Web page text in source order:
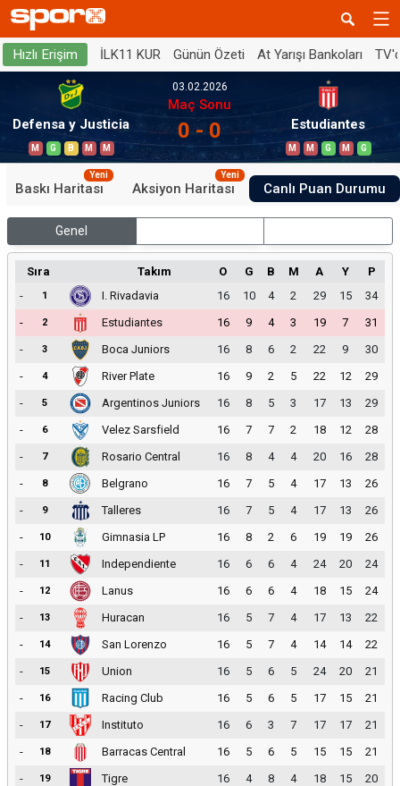
Hızlı Erişim İLK11 KUR Günün Özeti At Yarışı Bankoları
Defensa y Justicia
M G B M M
03.02.2026
Maç Sonu
0 - 0 Estudiantes
M M G M G
Baskı Haritası
Yeni
Aksiyon Haritası
Yeni
Canlı Puan Durumu
Genel
Sıra Takım O G B M A Y
P
-
1 I. Rivadavia 16 10 4 2 29 15
34
-
2 Estudiantes 16 9 4 3 19 7
31
-
3 Boca Juniors 16 8 6 2 22 9
30
-
4 River Plate 16 9 2 5 22 12
29
-
5 Argentinos Juniors 16 8 5 3 17 13
29
-
6 Velez Sarsfield 16 7 7 2 18 12
28
-
7 Rosario Central 16 8 4 4 20 16
28
-
8 Belgrano 16 7 5 4 17 13
26
-
9 Talleres 16 7 5 4 17 13
26
-
10 Gimnasia LP 16 8 2 6 19 19
26
-
11 Independiente 16 6 6 4 24 20
24
-
12 Lanus 16 6 6 4 18 15
24
-
13 Huracan 16 5 7 4 17 13
22
-
14 San Lorenzo 16 5 7 4 14 14
22
-
15 Union 16 5 6 5 24 20
21
-
16 Racing Club 16 5 6 5 17 15
21
-
17 Instituto 16 6 3 7 17 17
21
-
18 Barracas Central 16 5 6 5 15 15
21
-
19 Tigre 16 4 8 4 18 15
20